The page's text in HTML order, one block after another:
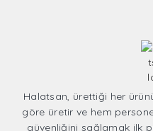
Halatsan, ürettiği her
göre üretir ve hem
güvenliğini sağlamak ilk